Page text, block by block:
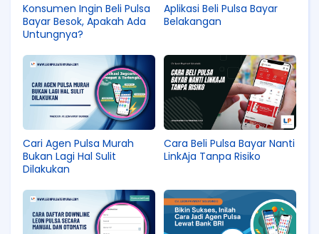
Konsumen Ingin Beli Pulsa
Bayar Besok, Apakah Ada
Untungnya?
Aplikasi Beli Pulsa Bayar
Belakangan
Cari Agen Pulsa Murah
Bukan Lagi Hal Sulit
Dilakukan
Cara Beli Pulsa Bayar Nanti
LinkAja Tanpa Risiko